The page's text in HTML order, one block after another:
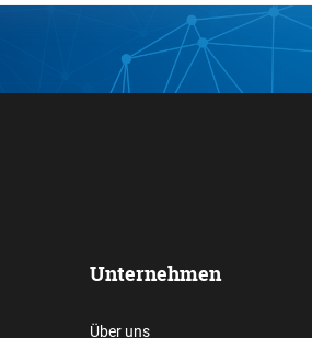
Unternehmen
Über uns